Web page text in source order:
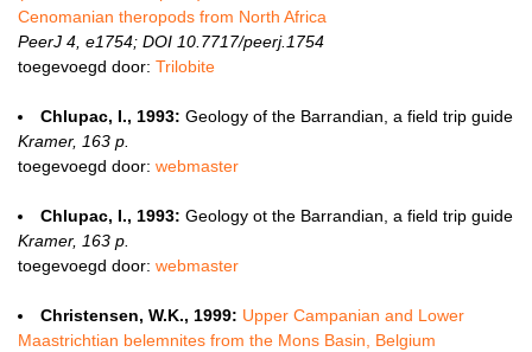
Cenomanian theropods from North Africa
PeerJ 4, e1754; DOI 10.7717/peerj.1754
toegevoegd door: Trilobite
Chlupac, I., 1993: Geology of the Barrandian, a field trip guide
Kramer, 163 p.
toegevoegd door: webmaster
Chlupac, I., 1993: Geology ot the Barrandian, a field trip guide
Kramer, 163 p.
toegevoegd door: webmaster
Christensen, W.K., 1999: Upper Campanian and Lower
Maastrichtian belemnites from the Mons Basin, Belgium